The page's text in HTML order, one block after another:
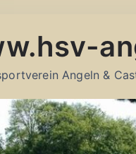
Angeln &